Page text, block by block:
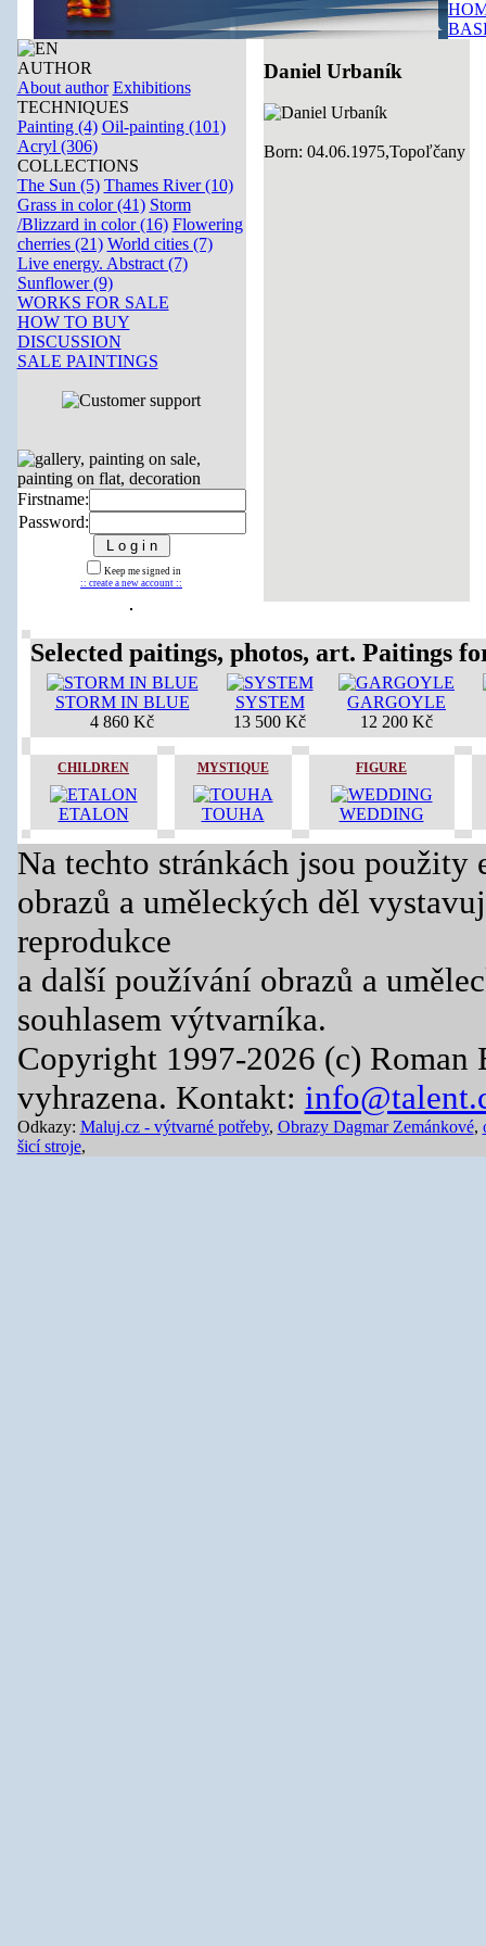
AUTHOR
About author Exhibitions
TECHNIQUES
Painting (4) Oil-painting (101)
Acryl (306)
COLLECTIONS
The Sun (5) Thames River (10)
Grass in color (41) Storm
/Blizzard in color (16) Flowering
cherries (21) World cities (7)
Live energy. Abstract (7)
Sunflower (9)
WORKS FOR SALE
HOW TO BUY
DISCUSSION
SALE PAINTINGS
Firstname:
Password:
Keep me signed in
:: create a new account ::
Daniel Urbaník
Born: 04.06.1975,Topoľčany
Selected paitings, photos, art. Paitings
STORM IN BLUE
4 860 Kč
SYSTEM
13 500 Kč
GARGOYLE
12 200 Kč
CHILDREN
ETALON
MYSTIQUE
TOUHA
FIGURE
WEDDING
Na techto stránkách jsou
obrazů a uměleckých děl
reprodukce
a další používání obrazů a
souhlasem výtvarníka.
Copyright 1997-2026 (c) Roman
vyhrazena. Kontakt:
Odkazy: Maluj.cz - výtvarné potřeby, Obrazy Dagmar Zemánkové,
šicí stroje,